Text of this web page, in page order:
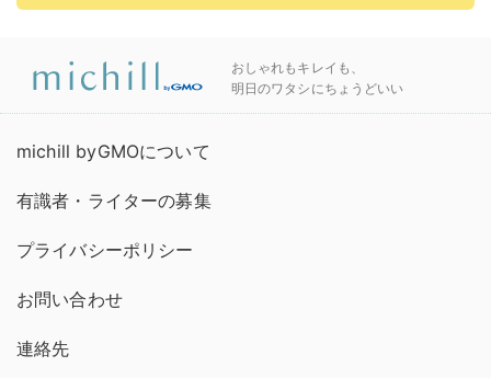
おしゃれもキレイも、
明日のワタシにちょうどいい
michill byGMOについて
有識者・ライターの募集
プライバシーポリシー
お問い合わせ
連絡先